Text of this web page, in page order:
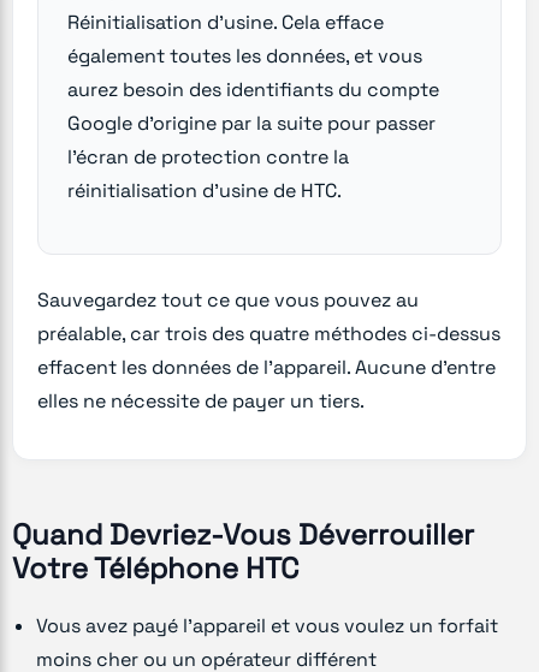
Réinitialisation d'usine. Cela efface
également toutes les données, et vous
aurez besoin des identifiants du compte
Google d'origine par la suite pour passer
l'écran de protection contre la
réinitialisation d'usine de HTC.
Sauvegardez tout ce que vous pouvez au
préalable, car trois des quatre méthodes ci-dessus
effacent les données de l'appareil. Aucune d'entre
elles ne nécessite de payer un tiers.
Quand Devriez-Vous Déverrouiller
Votre Téléphone HTC
Vous avez payé l'appareil et vous voulez un forfait
moins cher ou un opérateur différent